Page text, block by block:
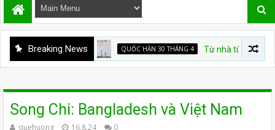
Breaking NewsQUỐC HẬN 30 THÁNG 4 Từ nhà tù đến “TỔ QUỐC
Song Chi: Bangladesh và Việt Nam
quehuong 16.8.24 0